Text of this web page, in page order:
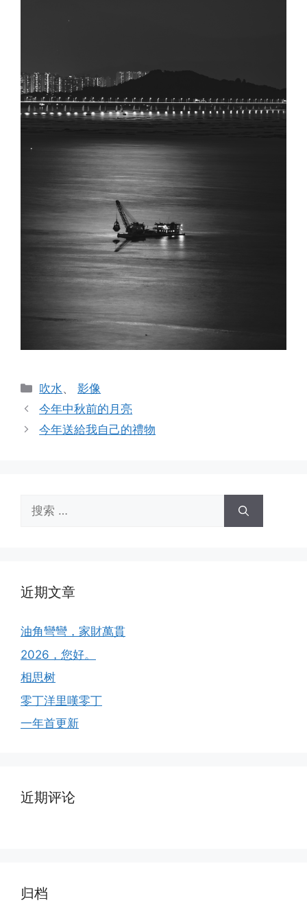
分
类
吹水、影像
今年中秋前的月亮
今年送給我自己的禮物
索：
近期文章
油角彎彎，家財萬貫
2026，您好。
相思树
零丁洋里嘆零丁
一年首更新
近期评论
归档